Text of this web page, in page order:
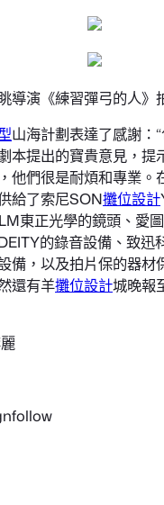
導演《練習彈弓的人》
山海計劃表達了感謝：
本提出的寶貴意見，提
他們很是耐煩和專業。
給了索尼SON攤位設計
東正光學的鏡頭、愛
的錄音設備、致
備，以及拍片保的器材
還有羊攤位設計城晚報